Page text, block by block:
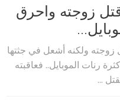
قتل زوجته واحرق
زوجته ولكنه أشعل في جثتها
رنات الموبايل.. فعاقبته